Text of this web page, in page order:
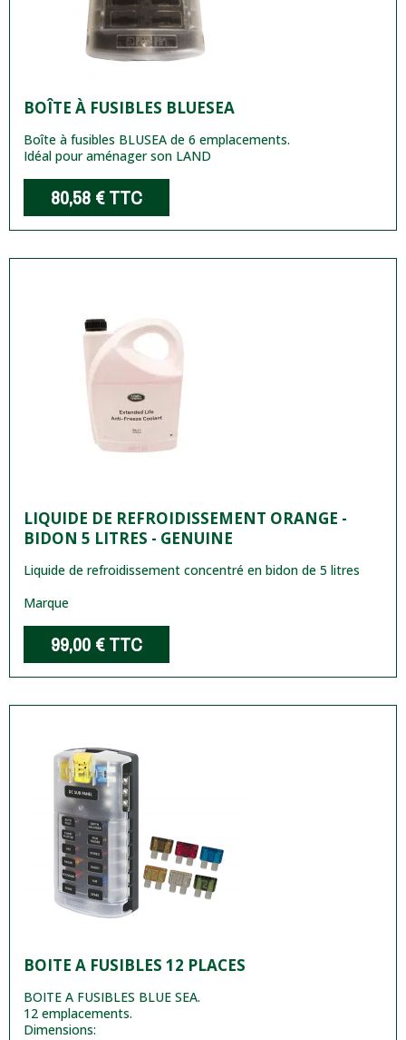
BOÎTE À FUSIBLES BLUESEA
Boîte à fusibles BLUSEA de 6 emplacements.
Idéal pour aménager son LAND
80,58 €TTC
LIQUIDE DE REFROIDISSEMENT ORANGE -
BIDON 5 LITRES - GENUINE
Liquide de refroidissement concentré en bidon de 5 litres
Marque
99,00 €TTC
BOITE A FUSIBLES 12 PLACES
BOITE A FUSIBLES BLUE SEA.
12 emplacements.
Dimensions: